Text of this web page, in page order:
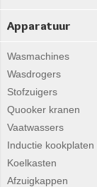
Apparatuur
Wasmachines
Wasdrogers
Stofzuigers
Quooker kranen
Vaatwassers
Inductie kookplaten
Koelkasten
Afzuigkappen